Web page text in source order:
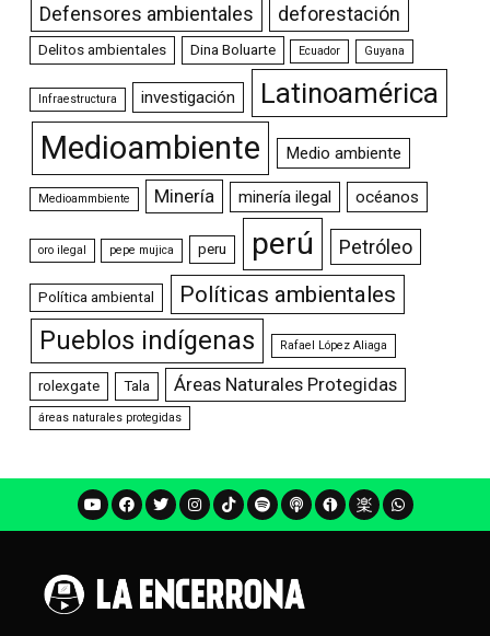
Defensores ambientales deforestación
Delitos ambientales Dina Boluarte Ecuador Guyana
Infraestructura investigación Latinoamérica
Medioambiente Medio ambiente
Medioammbiente Minería minería ilegal océanos
oro ilegal pepe mujica peru perú Petróleo
Política ambiental Políticas ambientales
Pueblos indígenas Rafael López Aliaga
rolexgate Tala Áreas Naturales Protegidas
áreas naturales protegidas